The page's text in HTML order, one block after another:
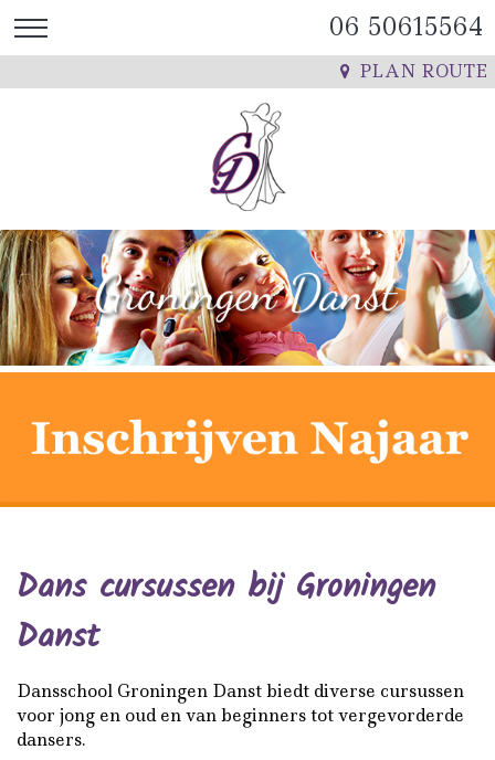
06 50615564
PLAN ROUTE
Dans cursussen bij Groningen
Danst
Dansschool Groningen Danst biedt diverse cursussen
voor jong en oud en van beginners tot vergevorderde
dansers.